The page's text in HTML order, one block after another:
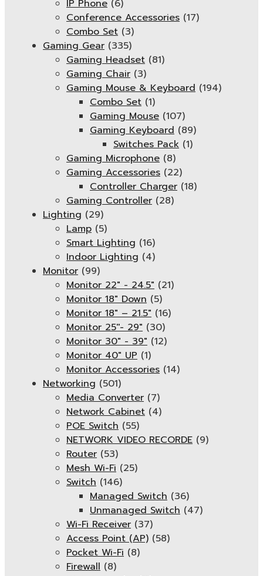
IP Phone (6)
Conference Accessories (17)
Combo Set (3)
Gaming Gear (335)
Gaming Headset (81)
Gaming Chair (3)
Gaming Mouse & Keyboard (194)
Combo Set (1)
Gaming Mouse (107)
Gaming Keyboard (89)
Switches Pack (1)
Gaming Microphone (8)
Gaming Accessories (22)
Controller Charger (18)
Gaming Controller (28)
Lighting (29)
Lamp (5)
Smart Lighting (16)
Indoor Lighting (4)
Monitor (99)
Monitor 22" - 24.5" (21)
Monitor 18" Down (5)
Monitor 18″ – 21.5″ (16)
Monitor 25''- 29" (30)
Monitor 30" - 39" (12)
Monitor 40" UP (1)
Monitor Accessories (14)
Networking (501)
Media Converter (7)
Network Cabinet (4)
POE Switch (55)
NETWORK VIDEO RECORDE (9)
Router (53)
Mesh Wi-Fi (25)
Switch (146)
Managed Switch (36)
Unmanaged Switch (47)
Wi-Fi Receiver (37)
Access Point (AP) (58)
Pocket Wi-Fi (8)
Firewall (8)